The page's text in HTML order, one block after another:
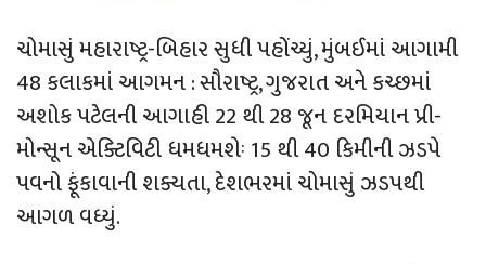
ચોમાસું મહારાષ્ટ્ર-બિહાર સુધી પહોંચ્‍યું, મુંબઈમાં આગામી
48 કલાકમાં આગમન : સૌરાષ્ટ્ર, ગુજરાત અને કચ્‍છમાં
અશોક પટેલની આગાહી 22 થી 28 જૂન દરમિયાન પ્રી-
મોન્‍સૂન એક્‍ટિવિટી ધમધમશેઃ 15 થી 40 કિમીની ઝડપે
પવનો ફૂંકાવાની શક્‍યતા, દેશભરમાં ચોમાસું ઝડપથી
આગળ વધ્‍યું.